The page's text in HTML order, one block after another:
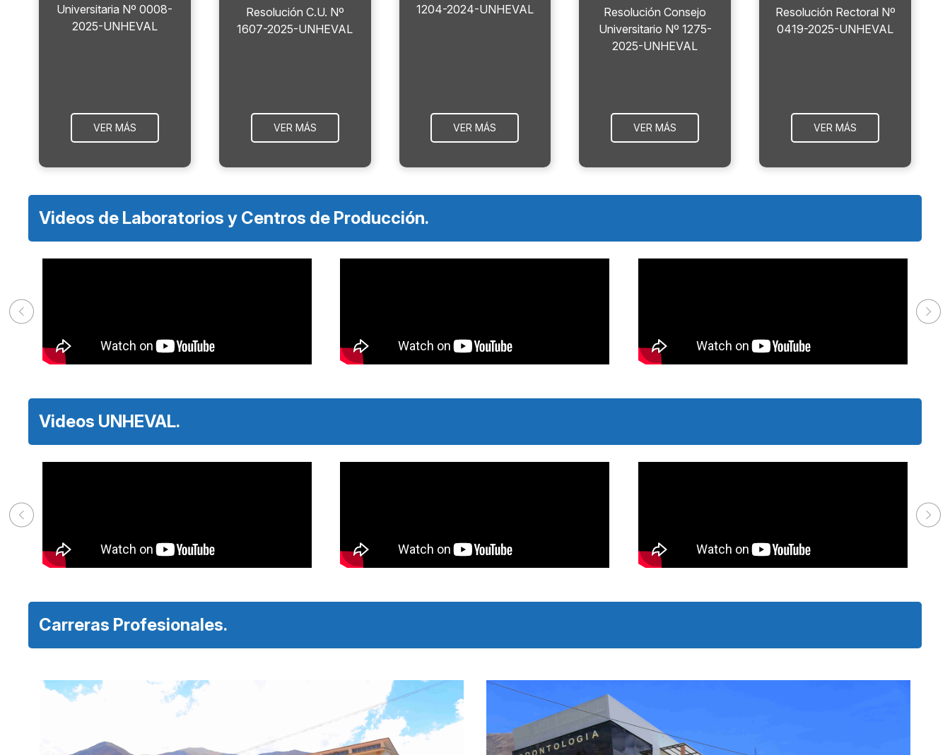
Universitaria Nº 0008-
2025-UNHEVAL
VER MÁS
Resolución C.U. Nº
1607-2025-UNHEVAL
VER MÁS
1204-2024-UNHEVAL
VER MÁS
Resolución Consejo
Universitario Nº 1275-
2025-UNHEVAL
VER MÁS
Resolución Rectoral Nº
0419-2025-UNHEVAL
VER MÁS
Videos de Laboratorios y Centros de Producción.
Videos UNHEVAL.
Carreras Profesionales.